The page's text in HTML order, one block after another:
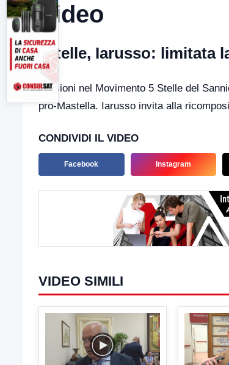
Video
5stelle, Iarusso: limitata
Tensioni nel Movimento 5 Stelle del
pro-Mastella. Iarusso invita alla
CONDIVIDI IL VIDEO
Facebook Instagram
VIDEO SIMILI